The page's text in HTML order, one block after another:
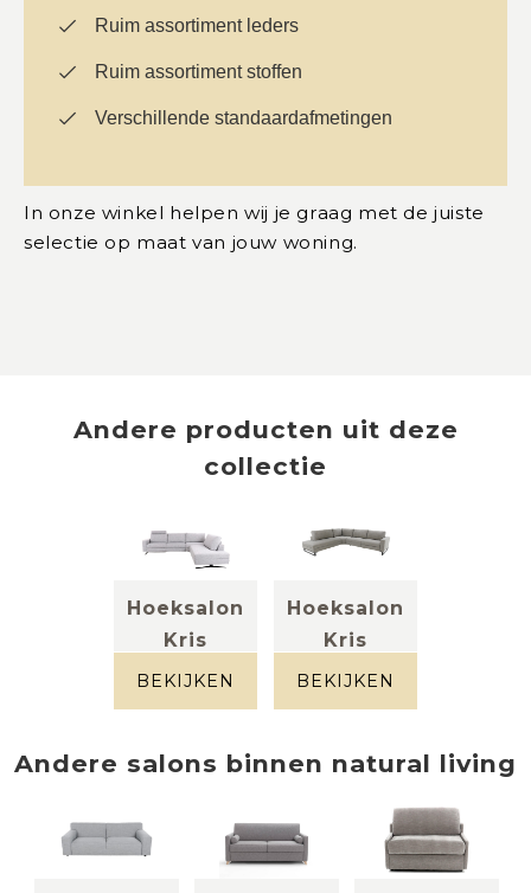
Ruim assortiment leders
Ruim assortiment stoffen
Verschillende standaardafmetingen
In onze winkel helpen wij je graag met de juiste
selectie op maat van jouw woning.
Andere producten uit deze
collectie
Hoeksalon
Kris
BEKIJKEN
Hoeksalon
Kris
BEKIJKEN
Andere salons binnen natural living